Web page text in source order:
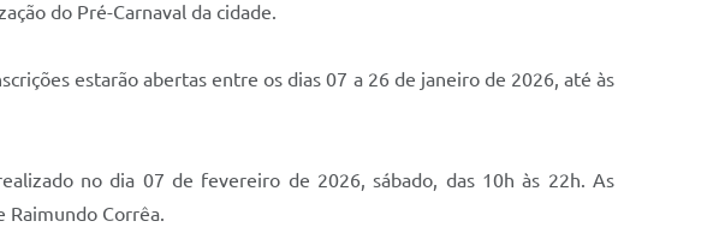
do Pré-Carnaval da cidade.
estarão abertas entre os dias 07 a 26 de janeiro de 2026, até às
no dia 07 de fevereiro de 2026, sábado, das 10h às 22h. As
Raimundo Corrêa.